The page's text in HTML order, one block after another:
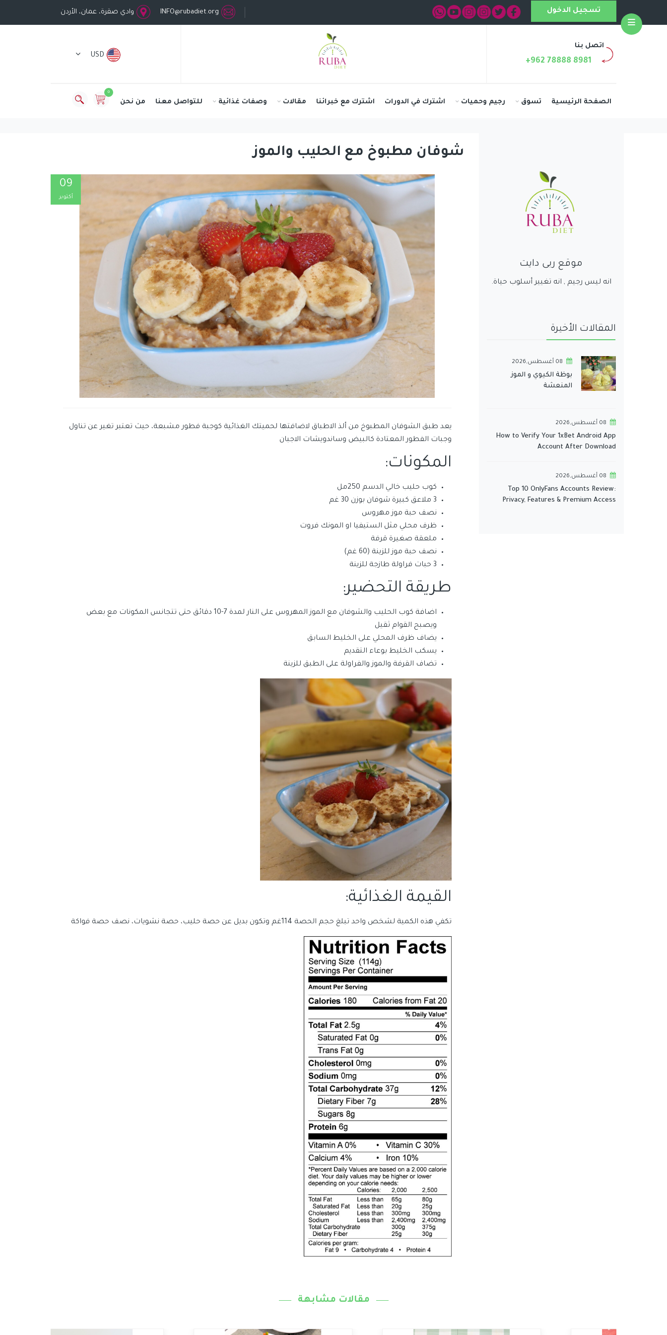
INFO@rubadiet.org وادي صقرة، عمان، الأردن تسجيل الدخول
اتصل بنا
+962 78888 8981
USD
0
الصفحة الرئيسية تسوق رجيم وحميات اشترك في الدورات اشترك مع خبرائنا مقالات وصفات غذائية للتواصل معنا من نحن
شوفان مطبوخ مع الحليب والموز
09
أكتوبر
يعد طبق الشوفان المطبوخ من ألذ الاطباق لاضافتها لحميتك الغذائية كوجبة فطور مشبعة، حيث تعتبر تغير عن تناول
وجبات الفطور المعتادة كالبيض وساندويشات الاجبان
المكونات:
كوب حليب خالي الدسم 250مل
3 ملاعق كبيرة شوفان بوزن 30 غم
نصف حبة موز مهروس
ظرف محلي مثل الستيفيا او المونك فروت
ملعقة صغيرة قرفة
نصف حبة موز للزينة (60 غم)
3 حبات فراولة طازجة للزينة
طريقة التحضير:
اضافة كوب الحليب والشوفان مع الموز المهروس على النار لمدة 7-10 دقائق حتى تتجانس المكونات مع بعض
ويصبح القوام ثقيل
يضاف ظرف المحلي على الخليط السابق
يسكب الخليط بوعاء التقديم
تضاف القرفة والموز والفراولة على الطبق للزينة
القيمة الغذائية:
تكفي هذه الكمية لشخص واحد تبلغ حجم الحصة 114غم وتكون بديل عن حصة حليب، حصة نشويات، نصف حصة فواكة
موقع ربى دايت
انه ليس رجيم , انه تغيير أسلوب حياة.
المقالات الأخيرة
08 أغسطس,2026
بوظة الكيوي و الموز
المنعشة
08 أغسطس,2026
How to Verify Your 1xBet Android App
Account After Download
08 أغسطس,2026
Top 10 OnlyFans Accounts Review:
Privacy, Features & Premium Access
مقالات مشابهة